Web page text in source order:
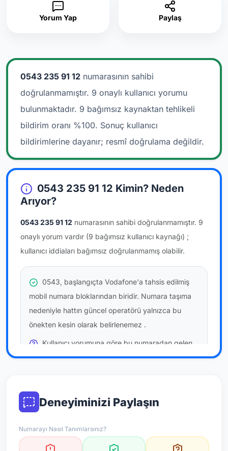
Yorum Yap Paylaş
0543 235 91 12 numarasının sahibi
doğrulanmamıştır. 9 onaylı kullanıcı yorumu
bulunmaktadır. 9 bağımsız kaynaktan tehlikeli
bildirim oranı %100. Sonuç kullanıcı
bildirimlerine dayanır; resmî doğrulama değildir.
0543 235 91 12 Kimin? Neden
Arıyor?
0543 235 91 12 numarasının sahibi doğrulanmamıştır. 9
onaylı yorum vardır (9 bağımsız kullanıcı kaynağı) ;
kullanıcı iddiaları bağımsız doğrulanmamış olabilir.
0543, başlangıçta Vodafone'a tahsis edilmiş
mobil numara bloklarından biridir. Numara taşıma
nedeniyle hattın güncel operatörü yalnızca bu
önekten kesin olarak belirlenemez .
Kullanıcı yorumuna göre bu numaradan gelen
çağrılaratemkinli yaklaşmanızönerilir; bu bir site
resmi doğrulama niteliği taşımaz.
*Not: Değerlendirmeler onaylı kullanıcı yorumlarına göre
güncellenir.
Deneyiminizi Paylaşın
Numarayı Nasıl Tanımlarsınız?